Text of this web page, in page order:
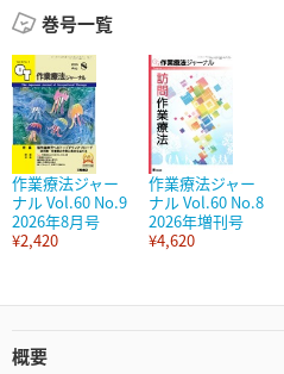
巻号一覧
作業療法ジャー
ナル Vol.60 No.9
2026年8月号
¥2,420
作業療法ジャー
ナル Vol.60 No.8
2026年増刊号
¥4,620
概要